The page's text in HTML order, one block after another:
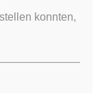
konnten,